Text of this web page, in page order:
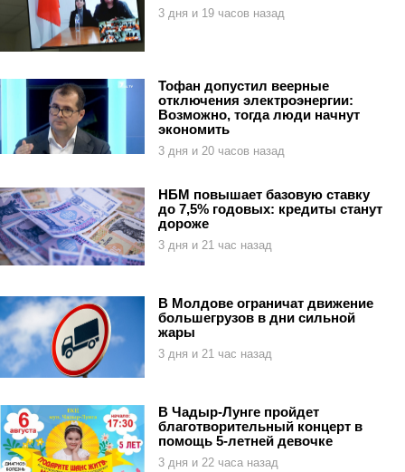
3 дня и 19 часов назад
Тофан допустил веерные
отключения электроэнергии:
Возможно, тогда люди начнут
экономить
3 дня и 20 часов назад
НБМ повышает базовую ставку
до 7,5% годовых: кредиты станут
дороже
3 дня и 21 час назад
В Молдове ограничат движение
большегрузов в дни сильной
жары
3 дня и 21 час назад
В Чадыр-Лунге пройдет
благотворительный концерт в
помощь 5-летней девочке
3 дня и 22 часа назад